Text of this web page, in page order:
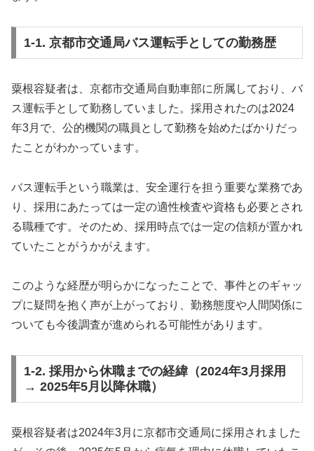
1-1. 京都市交通局バス運転手としての勤務歴
粟根容疑者は、京都市交通局自動車部に所属しており、バ
ス運転手として勤務していました。採用されたのは2024
年3月で、公的機関の職員として勤務を始めたばかりだっ
たことがわかっています。
バス運転手という職業は、安全運行を担う重要な業務であ
り、採用にあたっては一定の適性検査や資格も必要とされ
る職種です。そのため、採用時点では一定の信頼が置かれ
ていたことがうかがえます。
このような経歴が明らかになったことで、事件とのギャッ
プに疑問を抱く声が上がっており、勤務態度や人間関係に
ついても今後調査が進められる可能性があります。
1-2. 採用から休職までの経緯（2024年3月採用
→ 2025年5月以降休職）
粟根容疑者は2024年3月に京都市交通局に採用されました